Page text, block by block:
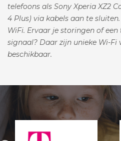
telefoons als Sony Xperia XZ2
4 Plus) via kabels aan te
WiFi. Ervaar je storingen of
signaal? Daar zijn unieke Wi-Fi
beschikbaar.